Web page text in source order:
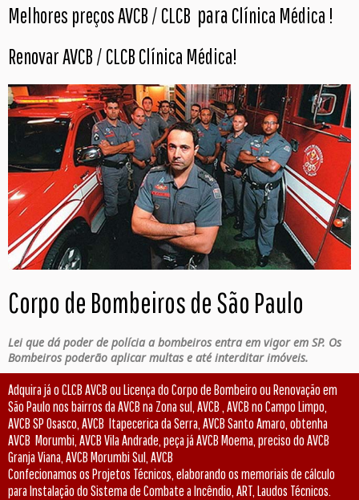
Melhores preços AVCB / CLCB para Clínica Médica !
Renovar AVCB / CLCB Clínica Médica!
Corpo de Bombeiros de São Paulo
Lei que dá poder de polícia a bombeiros entra em vigor em SP. Os
Bombeiros poderão aplicar multas e até interditar imóveis.
Adquira já o CLCB AVCB ou Licença do Corpo de Bombeiro ou Renovação em
São Paulo nos bairros da AVCB na Zona sul, AVCB , AVCB no Campo Limpo,
AVCB SP Osasco, AVCB Itapecerica da Serra, AVCB Santo Amaro, obtenha
AVCB Morumbi, AVCB Vila Andrade, peça já AVCB Moema, preciso do AVCB
Granja Viana, AVCB Morumbi Sul, AVCB
Confecionamos os Projetos Técnicos, elaborando os memoriais de cálculo
para Instalação do Sistema de Combate a Incêndio, ART, Laudos Técnicos.